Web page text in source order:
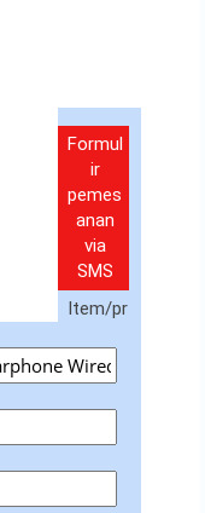
Formul
ir
pemes
anan
via
SMS
Item/pr